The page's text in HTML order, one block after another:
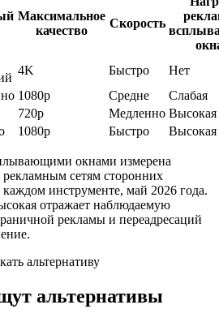
Максимальное
качество
Скорость
4K Быстро
Нет
1080p Средне
Слабая
720p Медленно Высокая
1080p Быстро Высокая
окнами измерена
сетям сторонних
каждом инструменте, май 2026 года.
отражает наблюдаемую
рекламы и переадресаций
альтернативу
альтернативы